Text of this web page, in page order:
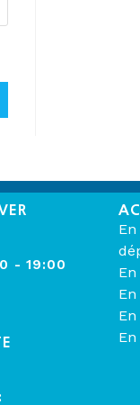
- 19:00